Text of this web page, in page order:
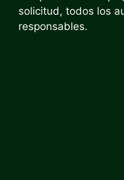
solicitud, todos los
responsables.